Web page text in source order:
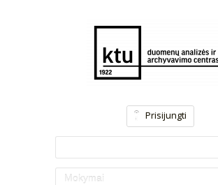
Prisijungti
Mokymai